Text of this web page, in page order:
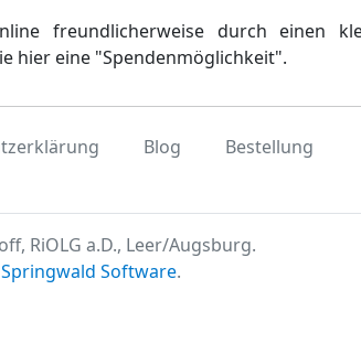
freundlicherweise durch einen
hier eine "Spendenmöglichkeit".
Blog Bestellung
RiOLG a.D., Leer/Augsburg.
Springwald Software.